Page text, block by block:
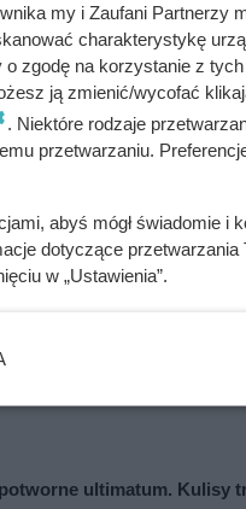
z orzechami
polskiej
ultimatum. Kulisy
my i Zaufani Partnerzy
charakterystykę
zgodę na korzystanie z
ją zmienić/wycofać
. Niektóre rodzaje
przetwarzaniu.
abyś mógł świadomie
dotyczące
w „Ustawienia”.